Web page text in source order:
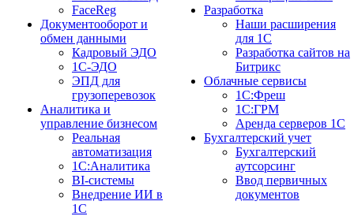
FaceReg
Документооборот и
обмен данными
Кадровый ЭДО
1С-ЭДО
ЭПД для
грузоперевозок
Аналитика и
управление бизнесом
Реальная
автоматизация
1С:Аналитика
BI-системы
Внедрение ИИ в
1С
Разработка
Наши расширения
для 1С
Разработка сайтов на
Битрикс
Облачные сервисы
1С:Фреш
1С:ГРМ
Аренда серверов 1С
Бухгалтерский учет
Бухгалтерский
аутсорсинг
Ввод первичных
документов